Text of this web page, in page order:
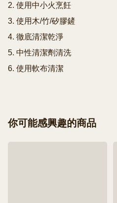
2. 使用中小火烹飪
3. 使用木/竹/矽膠鏟
4. 徹底清潔乾淨
5. 中性清潔劑清洗
6. 使用軟布清潔
你可能感興趣的商品